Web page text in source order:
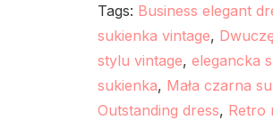
Tags: Business elegant
sukienka vintage,
stylu vintage, elegancka
sukienka, Mała czarna
Outstanding dress, Retro